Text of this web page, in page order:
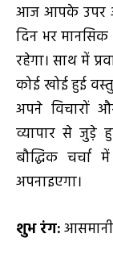
आज आपके उपर
दिन भर
रहेगा। साथ में
कोई खोई हुई
अपने विचारों
व्यापार से जुडे़
बौद्धिक चर्चा
अपनाइएगा।
शुभ रंग:आसमानी